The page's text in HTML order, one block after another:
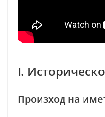
I.
Произход на